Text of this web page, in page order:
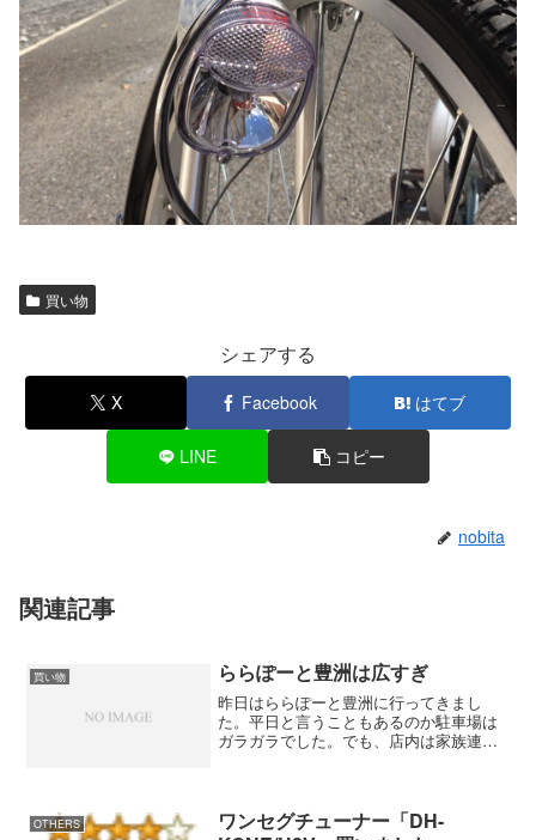
買い物
シェアする
X Facebook はてブ
LINE コピー
nobita
関連記事
買い物 ららぽーと豊洲は広すぎ
昨日はららぽーと豊洲に行ってきまし
た。平日と言うこともあるのか駐車場は
ガラガラでした。でも、店内は家族連れ
物でしかも左右にショップが...
OTHERS
ワンセグチューナー「DH-